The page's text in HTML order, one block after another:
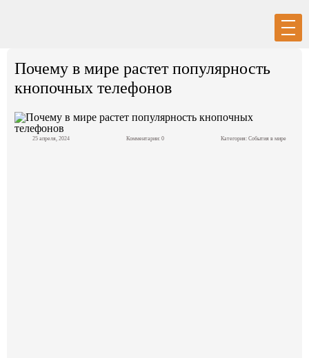
Почему в мире растет популярность
кнопочных телефонов
25 апреля, 2024 Комментарии: 0 Категория: События в мире